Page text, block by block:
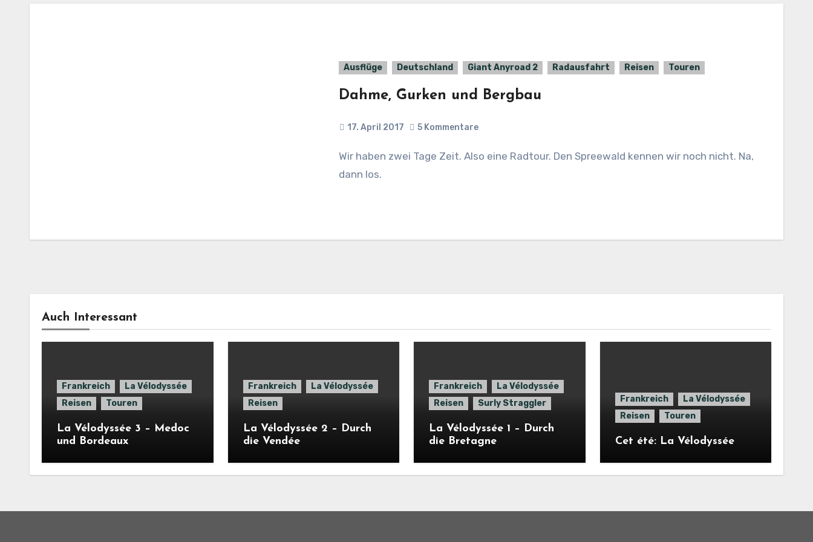
Ausflüge Deutschland Giant Anyroad 2 Radausfahrt Reisen Touren
Dahme, Gurken und Bergbau
17. April 2017 5 Kommentare
Wir haben zwei Tage Zeit. Also eine Radtour. Den Spreewald kennen wir noch nicht. Na,
dann los.
Auch Interessant
Frankreich
La Vélodyssée
Reisen
Touren
La Vélodyssée 3 – Medoc
und Bordeaux
Frankreich
La Vélodyssée
Reisen
La Vélodyssée 2 – Durch
die Vendée
Frankreich
La Vélodyssée
Reisen
Surly Straggler
La Vélodyssée 1 – Durch
die Bretagne
Frankreich
La Vélodyssée
Reisen
Touren
Cet été: La Vélodyssée